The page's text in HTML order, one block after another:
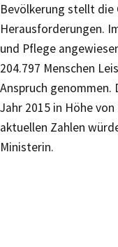
Bevölkerung stellt die
Herausforderungen.
und Pflege
204.797 Menschen
Anspruch genommen.
Jahr 2015 in Höhe
aktuellen Zahlen
Ministerin.